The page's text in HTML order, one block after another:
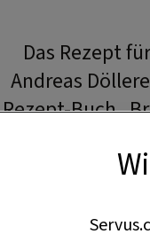
Das Rezept
Andreas
Rezept-Buch